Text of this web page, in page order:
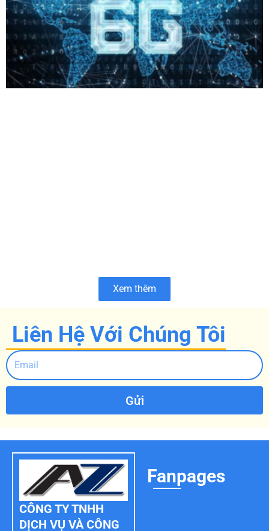
Xem thêm
Liên Hệ Với Chúng Tôi
Gửi
CÔNG TY TNHH
DỊCH VỤ VÀ CÔNG
Fanpages